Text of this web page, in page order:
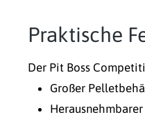
Praktische
Der Pit Boss
Großer